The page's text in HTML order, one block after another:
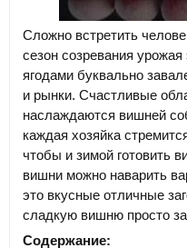
Сложно встретить
сезон созревания
ягодами буквально
и рынки. Счастливые
наслаждаются вишней
каждая хозяйка
чтобы и зимой готовить
вишни можно наварить
это вкусные отличные
сладкую вишню просто
Содержание: